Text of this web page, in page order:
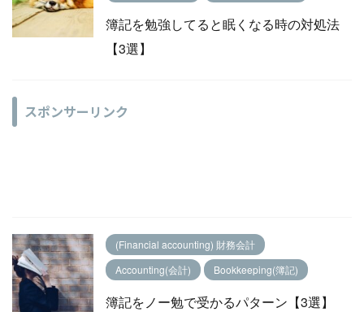
簿記を勉強してると眠くなる時の対処法
【3選】
スポンサーリンク
(Financial accounting) 財務会計
Accounting(会計)
Bookkeeping(簿記)
簿記をノー勉で受かるパターン【3選】